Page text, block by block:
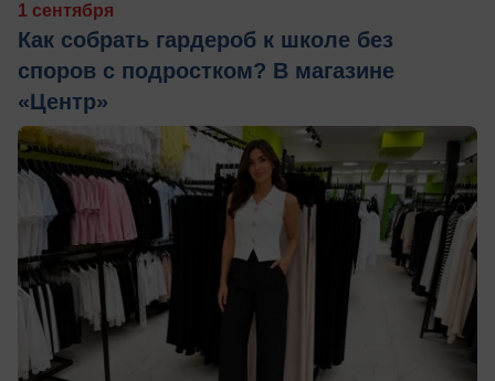
1 сентября
Как собрать гардероб к школе без
споров с подростком? В магазине
«Центр»